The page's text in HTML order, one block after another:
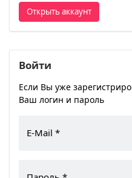
Открыть аккаунт
Войти
Если Вы уже
Ваш логин и пароль
E-Mail